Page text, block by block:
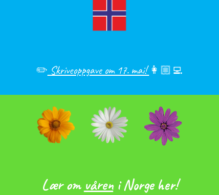
✏️ Skriveoppgave om 17. mai! 👩🏼‍💻
Lær om våreni Norge her!